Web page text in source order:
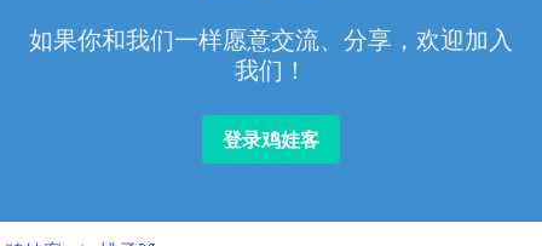
如果你和我们一样愿意交流、分享，欢迎加入
我们！
登录鸡娃客